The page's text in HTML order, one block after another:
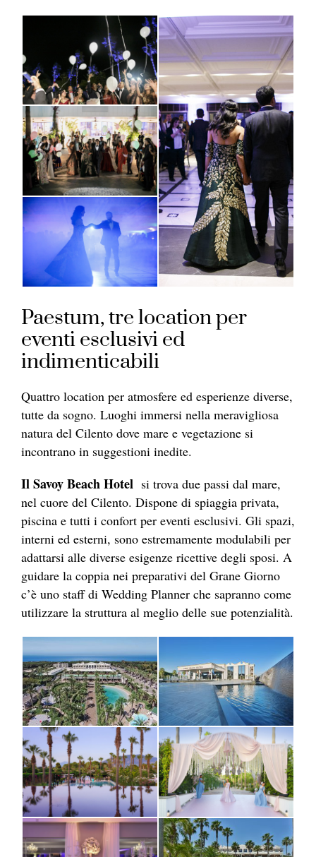
Paestum, tre location per
eventi esclusivi ed
indimenticabili
Quattro location per atmosfere ed esperienze diverse,
tutte da sogno. Luoghi immersi nella meravigliosa
natura del Cilento dove mare e vegetazione si
incontrano in suggestioni inedite.
Il Savoy Beach Hotel si trova due passi dal mare,
nel cuore del Cilento. Dispone di spiaggia privata,
piscina e tutti i confort per eventi esclusivi. Gli spazi,
interni ed esterni, sono estremamente modulabili per
adattarsi alle diverse esigenze ricettive degli sposi. A
guidare la coppia nei preparativi del Grane Giorno
c’è uno staff di Wedding Planner che sapranno come
utilizzare la struttura al meglio delle sue potenzialità.